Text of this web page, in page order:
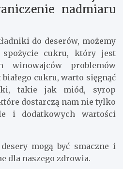
je dostosować do
i preferencji, co jest
unikamy nadmiaru
do problemów
otyłość czy cukrzyca, a
organizmowi korzyści
składników.
składników jako
nadmiaru